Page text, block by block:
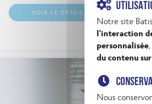
VOIR LE DÉTAIL
l'interaction
personnalisée
du contenu
Nous
moment en
page de notre